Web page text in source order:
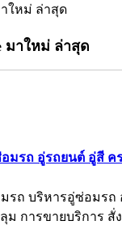
มาใหม่ ล่าสุด
อมรถ อู่รถยนต์ อู่สี ค
มรถ บริหารอู่ซ่อมร
ม การขายบริการ สั่